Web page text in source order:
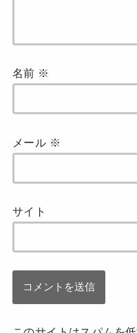
名前 ※
メール ※
サイト